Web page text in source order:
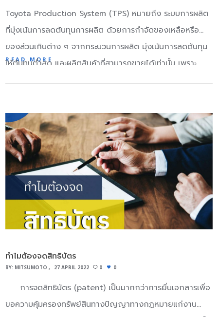
ใยคาร์บอน (Carbon Fiber)…
ทำการติดต่อผู้ยื่นจดเพื่อประกาศโฆษณาโดยให้ผู้ยื่น ยื่นชำระค่า
โฆษณาและเตรียมประกาศโฆษณาต่อไป ภายใน 90 วัน ขั้นตอน
ที่5 เมื่อเจ้าหน้าทีประกาศโฆษณาสิทธิบัตรของผู้ยื่นแล้ว ระยะ
เวลาในการประกาศโฆษณา 90วัน เพื่อให้มีผู้มาคัดค้านผลงานที่
คัดค้านต้องแจ้งอุทธรณ์ต่อคณะกรรมการ เพื่อพิจารณาในการ
อุทธรณ์ศาลและยกเลิกคำขอในการยื่นจดสิทธิบัตรต่อไป ขั้น
ตอนที่6 เมื่อครบระยะเวลาในการประกาศโฆษณาเป็นที่เรียบร้อย
แล้วทางผู้ยื่นจดจะต้องยื่นคำขอให้ตรวจสอบการประดิษฐ์ ขั้น
ตอนที่7 เจ้าหน้าที่ทำการตรวจค้นเอกสารสิทะบัตรที่มีอยู่และ
ทำการตรวจสอบเอกสารของผู้จดสิทธิบัตรทั้งหมด ขั้นตอนที่8
เจ้าหน้าที่ทำการตรวจสอบเอกสารงานที่ปรากฏเรียบร้อยแล้ว
ธรรมเนียมออกสิทธิบัตร เพื่อให้ทางเจ้าหน้าที่ดำเนินการออก
Toyota Production System (TPS) หมายถึง ระบบการผลิต
ที่มุ่งเน้นการลดต้นทุนการผลิต ด้วยการกําจัดของเหลือหรือ
ของส่วนเกินต่าง ๆ จากกระบวนการผลิต มุ่งเน้นการลดต้นทุน
ให้ต้นทุนต่ำสุด และผลิตสินค้าที่สามารถขายได้เท่านั้น เพราะ
ต้นทุนในการผลิตต่ำกว่าผู้ผลิตรถยนต์รายอื่นหลักการสำคัญ
ของของ Toyota ในการควบคุมต้นทุนการผลิตคือประกอบไป
ด้วย 2 หลักการคือ 1. Just In time (JIT) 2. JIDOKA “Just
In Time” ในความหมายที่ตรงตัว หมายถึง ทันเวลาพอดี ทํา
งานให้พอดี เวลาวางแผนให้ดี เตรียมการให้พอดี เป้าหมาย
สำคัญของการทำงาน “สิ่่งที่ต้องการ ส่งมอบได้ตามเวลาที่
ต้องการ ปริมาณที่้ต้องการ และสินค้าคงคลังต้องมีจำนวนน้อย
ที่สุด” ซึ่งทั้งหมดนี้ถูกกำหนดจากความต้องการของลูกค้า หลัก
System) ใช้ในการควบคุมเวลาและ ปริมาณการเคลื่อนย้าย
อย่างต่อเนื่อง (Continuous Flow Processing) เพื่อให้
ปริมาณวัตถุดิบหรือชิ้นส่วนสินค้า ในคลังแต่ละรอบของ
READ MORE
ทำไมต้องจดสิทธิบัตร
BY: MITSUMOTO 27 APRIL 2022 0 0
การจดสิทธิบัตร (patent) เป็นมากกว่าการยื่นเอกสารเพื่อ
ขอความคุ้มครองทรัพย์สินทางปัญญาทางกฏหมายแก่งาน